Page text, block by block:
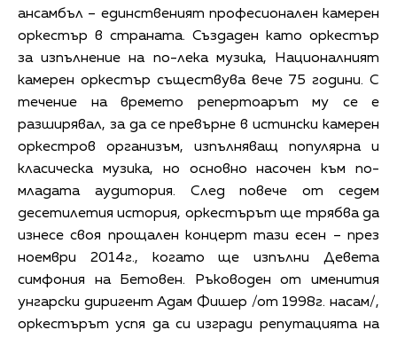
ансамбъл – единственият професионален камерен
оркестър в страната. Създаден като оркестър
за изпълнение на по-лека музика, Националният
камерен оркестър съществува вече 75 години. С
течение на времето репертоарът му се е
разширявал, за да се превърне в истински камерен
оркестров организъм, изпълняващ популярна и
класическа музика, но основно насочен към по-
младата аудитория. След повече от седем
десетилетия история, оркестърът ще трябва да
изнесе своя прощален концерт тази есен – през
ноември 2014г., когато ще изпълни Девета
симфония на Бетовен. Ръководен от именития
унгарски диригент Адам Фишер /от 1998г. насам/,
оркестърът успя да си изгради репутацията на